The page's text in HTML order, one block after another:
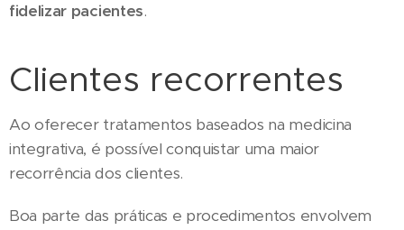
fidelizar pacientes.
Clientes recorrentes
Ao oferecer tratamentos baseados na medicina
integrativa, é possível conquistar uma maior
recorrência dos clientes.
Boa parte das práticas e procedimentos envolvem